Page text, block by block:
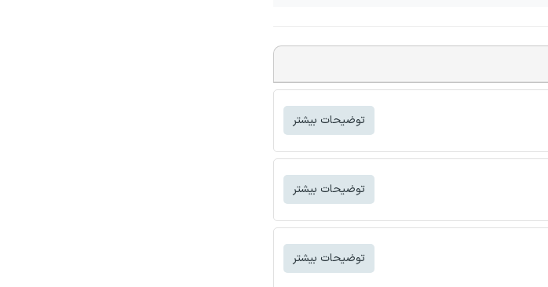
توضیحات بیشتر
توضیحات بیشتر
توضیحات بیشتر